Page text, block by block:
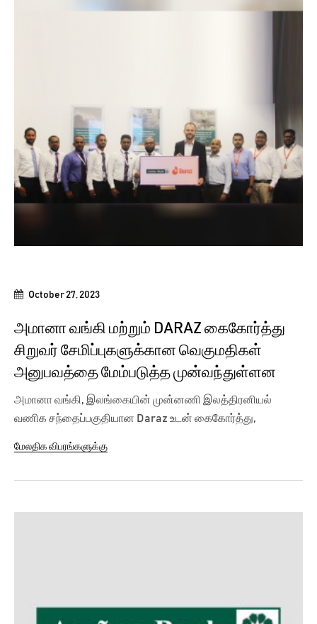
October 27, 2023
அமானா வங்கி மற்றும் DARAZ கைகோர்த்து
சிறுவர் சேமிப்புகளுக்கான வெகுமதிகள்
அனுபவத்தை மேம்படுத்த முன்வந்துள்ளன
அமானா வங்கி, இலங்கையின் முன்னணி இலத்திரனியல்
வணிக சந்தைப்பகுதியான Daraz உடன் கைகோர்த்து,
மேலதிக விபரங்களுக்கு